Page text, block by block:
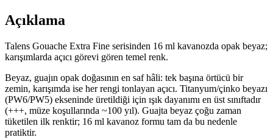
Açıklama
Talens Gouache Extra Fine serisinden 16 ml kavanozda opak beyaz;
karışımlarda açıcı görevi gören temel renk.
Beyaz, guajın opak doğasının en saf hâli: tek başına örtücü bir
zemin, karışımda ise her rengi tonlayan açıcı. Titanyum/çinko beyazı
(PW6/PW5) ekseninde üretildiği için ışık dayanımı en üst sınıftadır
(+++, müze koşullarında ~100 yıl). Guajta beyaz çoğu zaman
tüketilen ilk renktir; 16 ml kavanoz formu tam da bu nedenle
pratiktir.